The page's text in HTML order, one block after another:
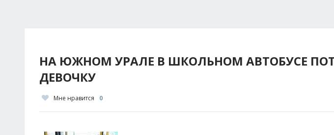
НА ЮЖНОМ УРАЛЕ В ШКОЛЬНОМ АВТОБУСЕ
ДЕВОЧКУ
Мне нравится 0